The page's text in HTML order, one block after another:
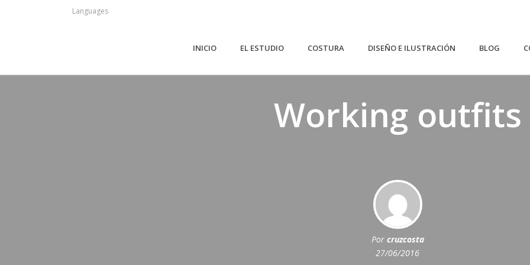
Languages
INICIO EL ESTUDIO COSTURA DISEÑO E ILUSTRACIÓN BLOG
Working outfits
Por cruzcosta
27/06/2016